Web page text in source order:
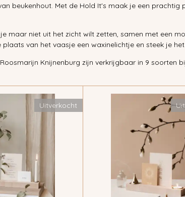
beukenhout. Met de Hold It's maak je een
maar niet uit het zicht wilt zetten, samen met een
van het vaasje een waxinelichtje en steek je
Knijnenburg zijn verkrijgbaar in 9 soorten
Uitverkocht